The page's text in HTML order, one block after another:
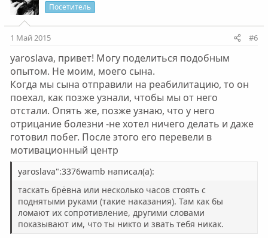
Посетитель
1 Май 2015 #6
yaroslava, привет! Могу поделиться подобным
опытом. Не моим, моего сына.
Когда мы сына отправили на реабилитацию, то он
поехал, как позже узнали, чтобы мы от него
отстали. Опять же, позже узнаю, что у него
отрицание болезни -не хотел ничего делать и даже
готовил побег. После этого его перевели в
мотивационный центр
yaroslava":3376wamb написал(а):
таскать брёвна или несколько часов стоять с
поднятыми руками (такие наказания). Там как бы
ломают их сопротивление, другими словами
показывают им, что ты никто и звать тебя никак.